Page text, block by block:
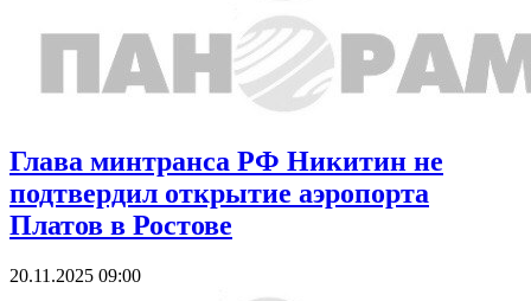
Глава минтранса РФ Никитин не
подтвердил открытие аэропорта
Платов в Ростове
20.11.2025 09:00